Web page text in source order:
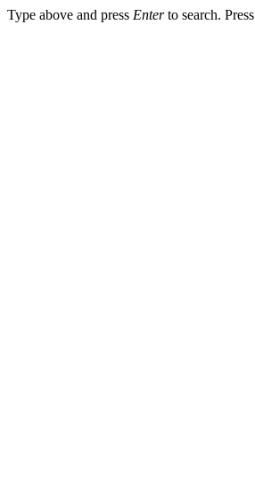
Type above and press Enterto search. Press